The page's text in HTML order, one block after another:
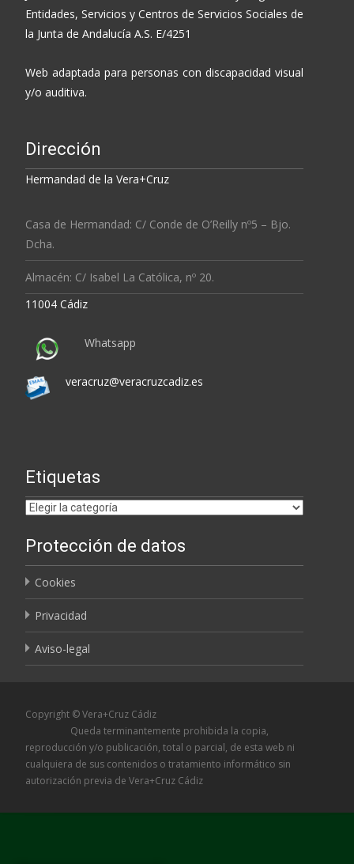
Entidades, Servicios y Centros de Servicios Sociales de
la Junta de Andalucía A.S. E/4251
Web adaptada para personas con discapacidad visual
y/o auditiva.
Dirección
Hermandad de la Vera+Cruz
Casa de Hermandad: C/ Conde de O’Reilly nº5 – Bjo.
Dcha.
Almacén: C/ Isabel La Católica, nº 20.
11004 Cádiz
Whatsapp
veracruz@veracruzcadiz.es
Etiquetas
Etiquetas
Protección de datos
Cookies
Privacidad
Aviso-legal
Copyright © Vera+Cruz Cádiz
Queda terminantemente prohibida la copia,
reproducción y/o publicación, total o parcial, de esta web ni
cualquiera de sus contenidos o tratamiento informático sin
autorización previa de Vera+Cruz Cádiz